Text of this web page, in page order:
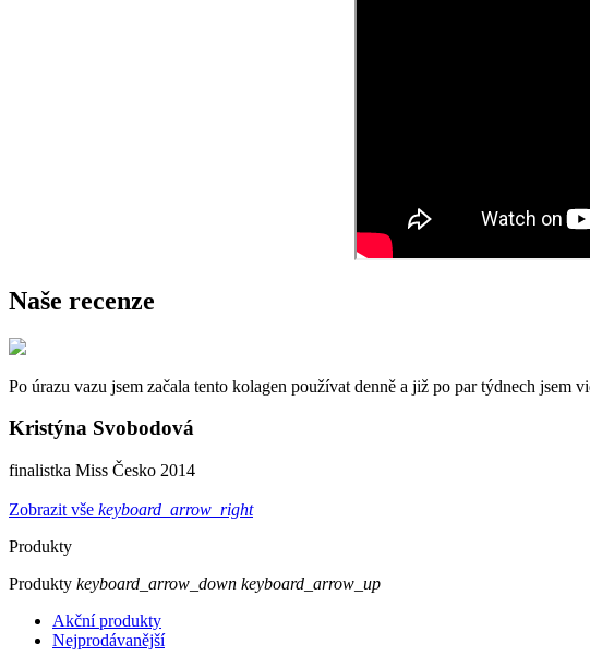
Naše recenze
Po úrazu vazu jsem začala tento kolagen používat denně a již po par týdnech
Kristýna Svobodová
finalistka Miss Česko 2014
Zobrazit vše keyboard_arrow_right
Produkty
Produkty keyboard_arrow_down keyboard_arrow_up
Akční produkty
Nejprodávanější